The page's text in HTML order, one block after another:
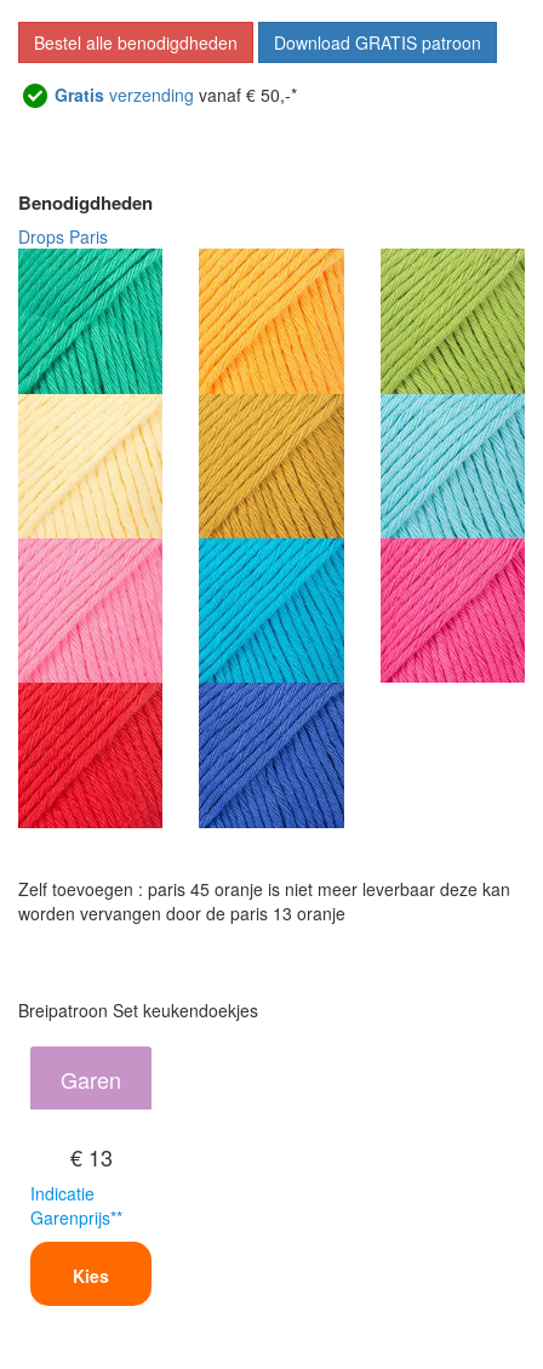
Bestel alle benodigdheden Download GRATIS patroon
Gratis verzending vanaf € 50,-*
Benodigdheden
Drops Paris
Zelf toevoegen : paris 45 oranje is niet meer leverbaar deze kan
worden vervangen door de paris 13 oranje
Breipatroon Set keukendoekjes
Garen
€ 13
Indicatie
Garenprijs**
Kies